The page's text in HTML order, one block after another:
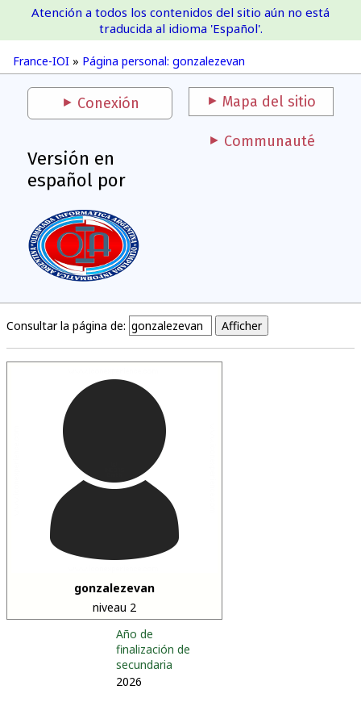
France-IOI
France-IOI » Página personal: gonzalezevan
Atención a todos los contenidos del sitio aún no está
traducida al idioma 'Español'.
Conexión Mapa del sitio
Versión en
español por
Communauté
Consultar la página de:
gonzalezevan
niveau 2
Año de
finalización de
secundaria
2026